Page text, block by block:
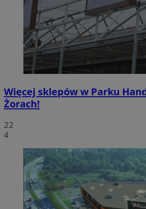
Więcej sklepów w Parku
Żorach!
22
4